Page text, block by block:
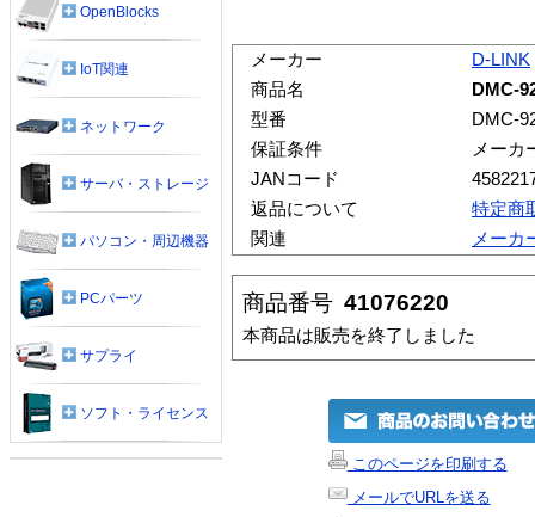
メーカー
D-LINK
商品名
DMC-
型番
DMC-
保証条件
メーカ
JANコード
返品について
特定商
関連
メーカ
商品番号 41076220
本商品は販売を終了しました
このページを印刷する
メールでURLを送る
OpenBlocks
IoT関連
ネットワーク
サーバ・ストレージ
パソコン・周辺機器
PCパーツ
サプライ
ソフト・ライセンス